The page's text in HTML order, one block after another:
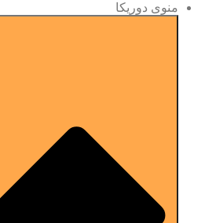
منوی دوریکا